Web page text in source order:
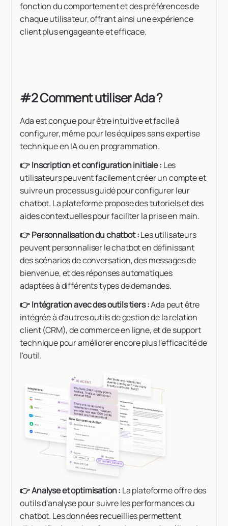
fonction du comportement et des préférences de
chaque utilisateur, offrant ainsi une expérience
client plus engageante et efficace.
#2 Comment utiliser Ada ?
Ada est conçue pour être intuitive et facile à
configurer, même pour les équipes sans expertise
technique en IA ou en programmation.
👉 Inscription et configuration initiale : Les
utilisateurs peuvent facilement créer un compte et
suivre un processus guidé pour configurer leur
chatbot. La plateforme propose des tutoriels et des
aides contextuelles pour faciliter la prise en main.
👉 Personnalisation du chatbot :Les utilisateurs
peuvent personnaliser le chatbot en définissant
des scénarios de conversation, des messages de
bienvenue, et des réponses automatiques
adaptées à différents types de demandes.
👉 Intégration avec des outils tiers :Ada peut être
intégrée à d'autres outils de gestion de la relation
client (CRM), de commerce en ligne, et de support
technique pour améliorer encore plus l'efficacité de
l'outil.
👉 Analyse et optimisation : La plateforme offre des
outils d'analyse pour suivre les performances du
chatbot. Les données recueillies permettent